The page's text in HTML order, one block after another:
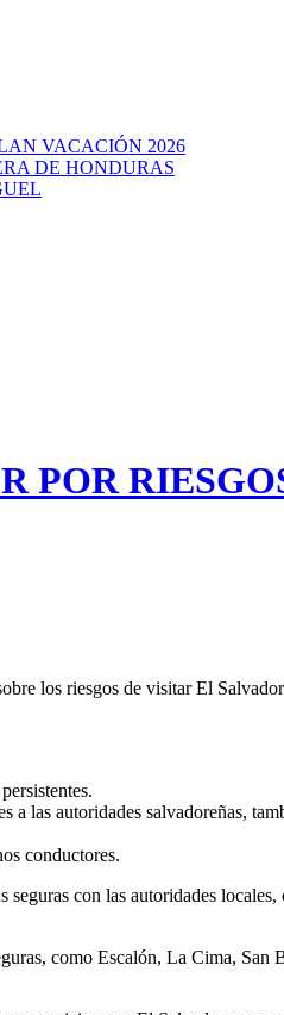
VACACIÓN 2026
DE HONDURAS
POR
los riesgos de visitar El
las autoridades salvadoreñas,
conductores.
con las autoridades
como Escalón, La Cima,